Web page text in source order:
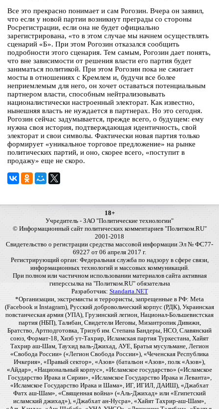
Все это прекрасно понимает и сам Рогозин. Вчера он заявил,
что если у новой партии возникнут преграды со стороны
Росрегистрации, если она не будет официально
зарегистрирована, «то в этом случае мы начнем осуществлять
сценарий «Б». При этом Рогозин отказался сообщить
подробности этого сценария. Тем самым, Рогозин дает понять,
что вне зависимости от решения власти его партия будет
заниматься политикой. При этом Рогозин пока не сжигает
мосты в отношениях с Кремлем и, будучи все более
неприемлемым для него, он хочет оставаться потенциальным
партнером власти, способным нейтрализовывать
националистически настроенный электорат. Как известно,
нынешняя власть не нуждается в партнерах. Но это сегодня.
Рогозин сейчас задумывается, прежде всего, о будущем: ему
нужна своя история, подтверждающая идентичность, свой
электорат и свои символы. Фактически новая партия только
формирует «уникальное торговое предложение» на рынке
политических партий, и оно, скорее всего, «поступит в
продажу» еще не скоро.
18+
Учредитель - ЗАО "Политические технологии"
© Информационный сайт политических комментариев "Политком.RU"
2001-2018
Свидетельство о регистрации средства массовой информации Эл № ФС77-
69227 от 06 апреля 2017 г.
Регистрирующий орган: Федеральная служба по надзору в сфере связи,
информационных технологий и массовых коммуникаций.
При полном или частичном использовании материалов сайта активная
гиперссылка на "Политком.RU" обязательна
Разработчик: Standarta.NET
*Организации, экстремисты и террористы, запрещенные в РФ: Meta
(Facebook и Instagram), Русский добровольческий корпус (РДК), Украинская
повстанческая армия (УПА), Грузинский легион, Национал-Большевистская
партия (НБП), Талибан, Свидетели Иеговы, Мизантропик Дивижн,
Братство, Артподготовка, Тризуб им. Степана Бандеры, НСО, Славянский
союз, Формат-18, Хизб ут-Тахрир, Исламская партия Туркестана, Хайят
Тахрир аш-Шам, Таухид валь-Джихад, АУЕ, Братья мусульмане, Легион
«Свобода России» («Легион Свобода России»), «Чеченская Республика
Ичкерия», «Правый сектор», «Азов» (батальон «Азов», полк «Азов»),
«Айдар», «Национальный корпус», «Исламское государство» («Исламское
Государство Ирака и Сирии», «Исламское Государство Ирака и Леванта»,
«Исламское Государство Ирака и Шама», ИГ, ИГИЛ, ДАИШ), «Джабхат
Фатх аш-Шам», «Священная война» («Аль-Джихад» или «Египетский
исламский джихад»), «Джабхат ан-Нусра», «Хайят Тахрир-аш-Шам»,